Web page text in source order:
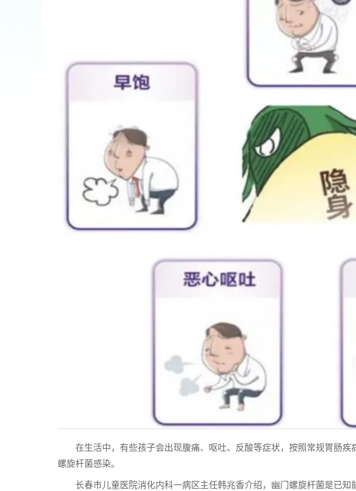
在生活中，有些孩子会出现腹痛、呕吐、反酸等症状，按照常规胃肠
螺旋杆菌感染。
长春市儿童医院消化内科一病区主任韩兆香介绍，幽门螺旋杆菌是已